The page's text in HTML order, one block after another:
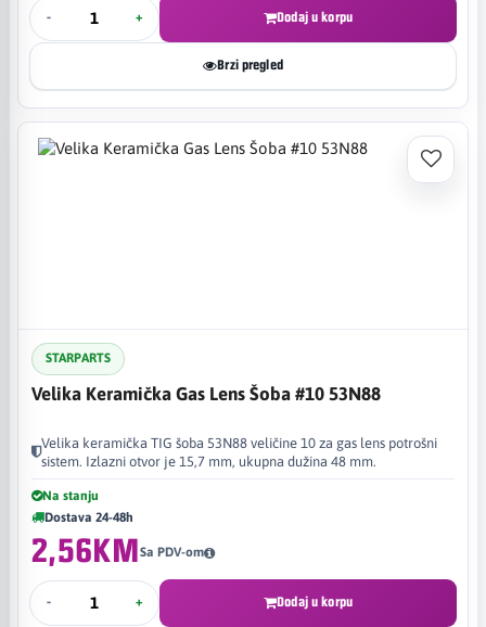
- + Dodaj u korpu
Brzi pregled
STARPARTS
Velika Keramička Gas Lens Šoba #10 53N88
Velika keramička TIG šoba 53N88 veličine 10 za gas lens potrošni
sistem. Izlazni otvor je 15,7 mm, ukupna dužina 48 mm.
Na stanju
Dostava 24-48h
2,56KMSa PDV-om
- + Dodaj u korpu